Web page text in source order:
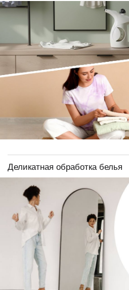
Деликатная обработка белья